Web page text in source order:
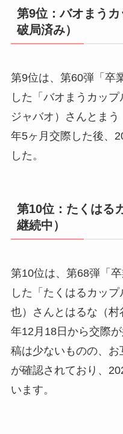
第9位：バオまうカ
破局済み）
第9位は、第60弾「卒
した「バオまうカッ
ジャバオ）さんとま
年5ヶ月交際した後、
した。
第10位：たくはる
継続中）
第10位は、第68弾「
した「たくはるカッ
也）さんとはるな（
年12月18日から交際
稿は少ないものの、
が確認されており、
います。